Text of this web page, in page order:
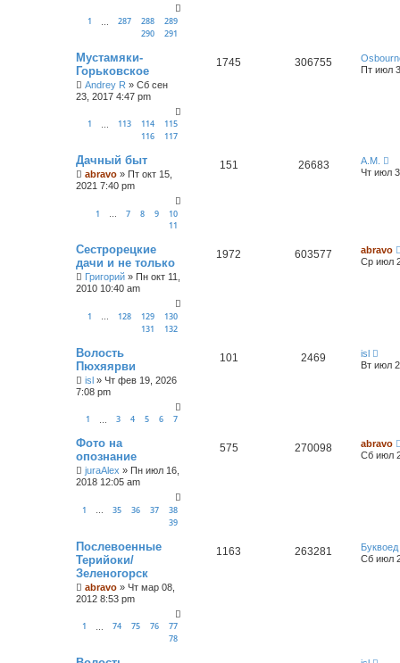
1 287 288
289
290
291
Мустамяки-
Горьковское
Andrey R » Сб сен
23, 2017 4:47 pm
1 113 114
115
116
117
1745 306755
Пт июл
Дачный быт
abravo » Пт окт 15,
2021 7:40 pm
1 … 7 8 9
10
11
151 26683
А.М.
Чт июл
Сестрорецкие
дачи и не только
Григорий » Пн окт 11,
2010 10:40 am
1 … 128 129
130
131
132
1972 603577
abravo
Ср июл
Волость
Пюхяярви
isl » Чт фев 19, 2026
7:08 pm
1 3 4 5 6 7
101 2469
isl
Вт июл
Фото на
опознание
juraAlex » Пн июл 16,
2018 12:05 am
1 … 35 36 37
38
39
575 270098
abravo
Сб июл
Послевоенные
Терийоки/
Зеленогорск
abravo » Чт мар 08,
2012 8:53 pm
1 74 75 76
77
78
1163 263281
Буквоед
Сб июл